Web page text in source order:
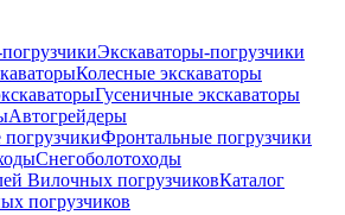
Экскаваторы-погрузчики
Колесные экскаваторы
Гусеничные экскаваторы
Автогрейдеры
Фронтальные погрузчики
Снегоболотоходы
Каталог
погрузчиков